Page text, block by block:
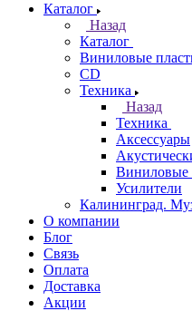
Каталог
Назад
Каталог
Виниловые
CD
Техника
Назад
Техника
Аксессуары
Виниловые
Усилители
Калининград.
О компании
Блог
Связь
Оплата
Доставка
Акции